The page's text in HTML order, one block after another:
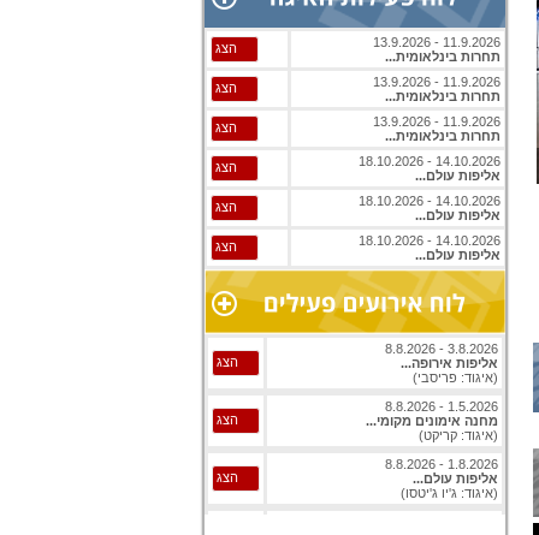
11.9.2026 - 13.9.2026
תחרות בינלאומית...
הצג
11.9.2026 - 13.9.2026
תחרות בינלאומית...
הצג
11.9.2026 - 13.9.2026
תחרות בינלאומית...
הצג
14.10.2026 - 18.10.2026
אליפות עולם...
הצג
14.10.2026 - 18.10.2026
אליפות עולם...
הצג
14.10.2026 - 18.10.2026
אליפות עולם...
הצג
3.8.2026 - 8.8.2026
אליפות אירופה...
(איגוד: פריסבי)
מחנה אימונים מקומי...
(איגוד: קריקט)
אליפות עולם...
(איגוד: ג'יו ג'יטסו)